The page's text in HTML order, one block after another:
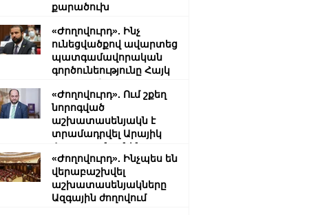
քարածուխ
«Ժողովուրդ». Ինչ
ունեցվածքով ավարտեց
պատգամավորական
գործունեությունը Հայկ
«Ժողովուրդ». Ում շքեղ
նորոգված
աշխատասենյակն է
տրամադրվել Արայիկ
Հարությունյանին
«Ժողովուրդ». Ինչպես են
վերաբաշխվել
աշխատասենյակները
Ազգային ժողովում